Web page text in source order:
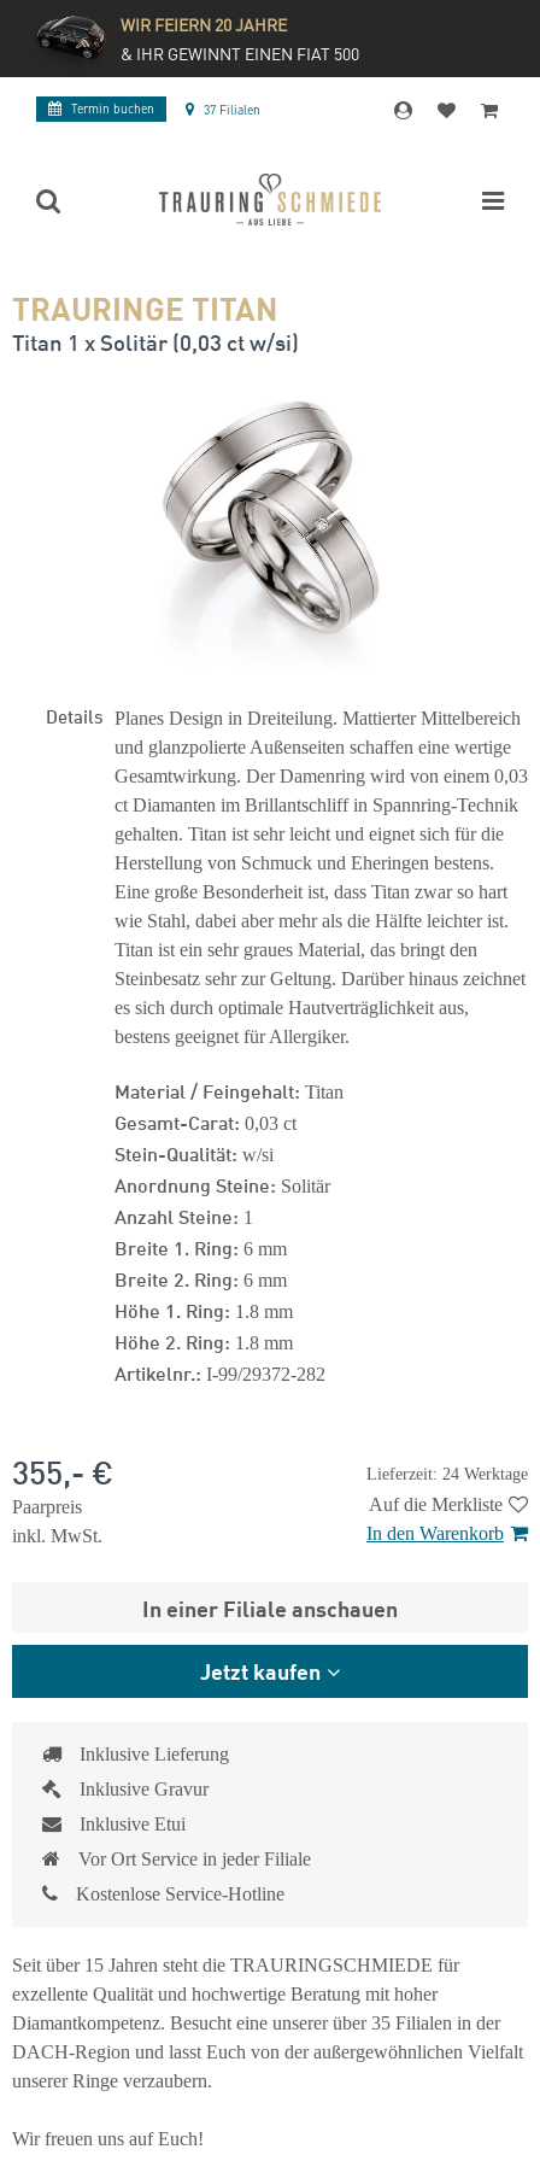
WIR FEIERN 20 JAHRE
& IHR GEWINNT EINEN FIAT 500
Termin buchen 37 Filialen
TRAURINGE TITAN
Titan 1 x Solitär (0,03 ct w/si)
Details Planes Design in Dreiteilung. Mattierter Mittelbereich
und glanzpolierte Außenseiten schaffen eine wertige
Gesamtwirkung. Der Damenring wird von einem 0,03
ct Diamanten im Brillantschliff in Spannring-Technik
gehalten. Titan ist sehr leicht und eignet sich für die
Herstellung von Schmuck und Eheringen bestens.
Eine große Besonderheit ist, dass Titan zwar so hart
wie Stahl, dabei aber mehr als die Hälfte leichter ist.
Titan ist ein sehr graues Material, das bringt den
Steinbesatz sehr zur Geltung. Darüber hinaus zeichnet
es sich durch optimale Hautverträglichkeit aus,
bestens geeignet für Allergiker.
Material / Feingehalt: Titan
Gesamt-Carat: 0,03 ct
Stein-Qualität: w/si
Anordnung Steine: Solitär
Anzahl Steine: 1
Breite 1. Ring: 6 mm
Breite 2. Ring: 6 mm
Höhe 1. Ring: 1.8 mm
Höhe 2. Ring: 1.8 mm
Artikelnr.: I-99/29372-282
Lieferzeit: 24 Werktage
355,- €
Paarpreis
inkl. MwSt.
Auf die Merkliste
In den Warenkorb
In einer Filiale anschauen
Jetzt kaufen
Inklusive Lieferung
Inklusive Gravur
Inklusive Etui
Vor Ort Service in jeder Filiale
Kostenlose Service-Hotline
Seit über 15 Jahren steht die TRAURINGSCHMIEDE für
exzellente Qualität und hochwertige Beratung mit hoher
Diamantkompetenz. Besucht eine unserer über 35 Filialen in der
DACH-Region und lasst Euch von der außergewöhnlichen Vielfalt
unserer Ringe verzaubern.
Wir freuen uns auf Euch!